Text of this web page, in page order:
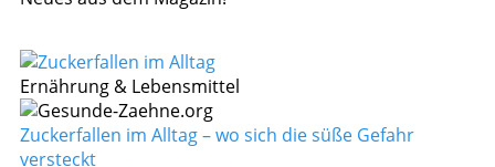
Ernährung & Lebensmittel
Zuckerfallen im Alltag – wo sich die süße Gefahr
versteckt